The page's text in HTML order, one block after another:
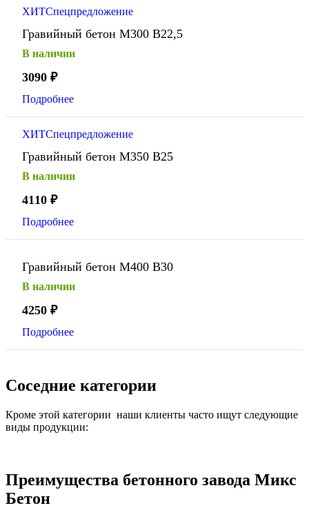
ХИТСпецпредложение
Гравийный бетон М300 В22,5
В наличии
3090 ₽
Подробнее
ХИТСпецпредложение
Гравийный бетон М350 В25
В наличии
4110 ₽
Подробнее
Гравийный бетон М400 В30
В наличии
4250 ₽
Подробнее
Соседние категории
Кроме этой категории наши клиенты часто ищут следующие
виды продукции:
Преимущества бетонного завода Микс
Бетон